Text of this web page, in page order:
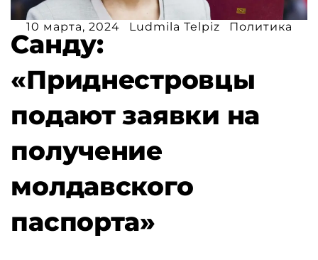
10 марта, 2024 Ludmila Telpiz Политика
Санду:
«Приднестровцы
подают заявки на
получение
молдавского
паспорта»